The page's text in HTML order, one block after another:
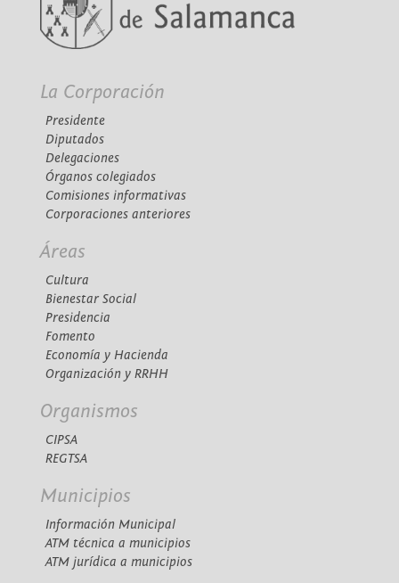
La Corporación
Presidente
Diputados
Delegaciones
Órganos colegiados
Comisiones informativas
Corporaciones anteriores
Áreas
Cultura
Bienestar Social
Presidencia
Fomento
Economía y Hacienda
Organización y RRHH
Organismos
CIPSA
REGTSA
Municipios
Información Municipal
ATM técnica a municipios
ATM jurídica a municipios